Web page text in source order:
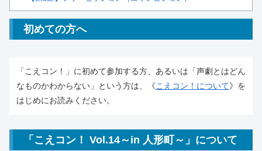
初めての方へ
「こえコン！」に初めて参加する方、あるいは「声劇とはどん
なものかわからない」という方は、《こえコン！について》を
はじめにお読みください。
「こえコン！ Vol.14～in 人形町～」について